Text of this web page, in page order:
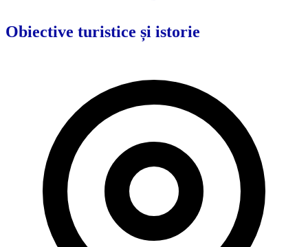
Obiective turistice și istorie